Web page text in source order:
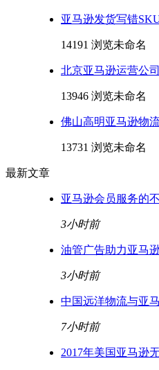
亚马逊发货写错
14191 浏览未命名
北京亚马逊运营公
13946 浏览未命名
佛山高明亚马逊物
13731 浏览未命名
最新文章
亚马逊会员服务的
3小时前
油管广告助力亚马
3小时前
中国远洋物流与亚
7小时前
2017年美国亚马逊